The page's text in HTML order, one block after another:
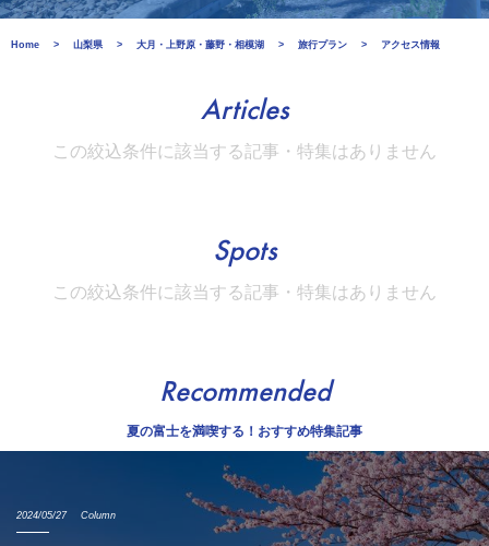
Home 山梨県 大月・上野原・藤野・相模湖 旅行プラン アクセス情報
Articles
この絞込条件に該当する記事・特集はありません
Spots
この絞込条件に該当する記事・特集はありません
Recommended
夏の富士を満喫する！おすすめ特集記事
2024/05/27 Column